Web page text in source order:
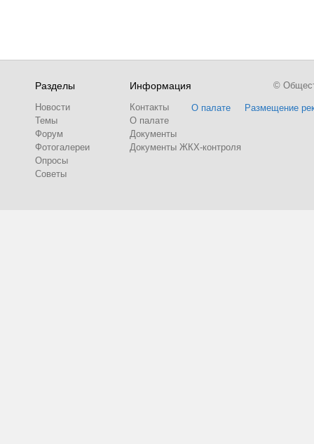
Разделы
Новости
Темы
Форум
Фотогалереи
Опросы
Советы
Информация
Контакты
О палате
Документы
Документы ЖКХ-контроля
О палате Размещение
©